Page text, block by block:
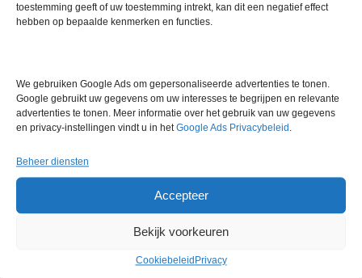
toestemming geeft of uw toestemming intrekt, kan dit een negatief effect
hebben op bepaalde kenmerken en functies.
We gebruiken Google Ads om gepersonaliseerde advertenties te tonen.
Google gebruikt uw gegevens om uw interesses te begrijpen en relevante
advertenties te tonen. Meer informatie over het gebruik van uw gegevens
en privacy-instellingen vindt u in hetGoogle Ads Privacybeleid .
Beheer diensten
Accepteer
Bekijk voorkeuren
Cookiebeleid Privacy
Gerelateerde producten